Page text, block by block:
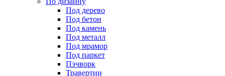
Под дерево
Под бетон
Под камень
Под металл
Под мрамор
Под паркет
Пэчворк
Травертин